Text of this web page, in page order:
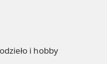
i hobby